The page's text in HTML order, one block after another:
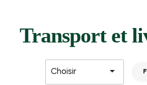
Transport et
Choisir 